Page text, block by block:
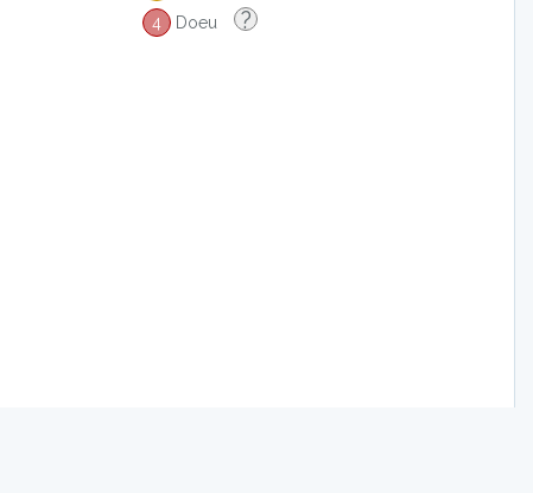
4 Doeu ?